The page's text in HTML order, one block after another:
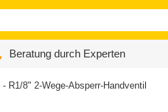
Beratung durch Experten
R1/8" 2-Wege-Absperr-Handventil